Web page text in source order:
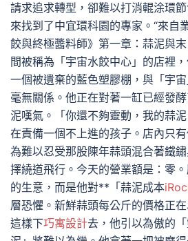
請求追求轉型，卻難以打消輥涂環
來找到了中宜環科園的專家。“來自
餃與終極醬料師》第一章：蒜泥與
間被稱為「宇宙水餃中心」的店裡
一個被遺棄的藍色塑膠棚，與「宇
毫無關係。他正在對著一缸已經發
泥嘆氣。「你還不夠靈動，我的蒜
在責備一個不上進的孩子。店內只
為難以忍受那股陳年蒜頭混合著鐵
擇繞道飛行。今天的營業額是：零
的生意，而是他對**「蒜泥成本
層恐懼。新鮮蒜頭每公斤的價格正
這樣下巧寓設計去，他引以為傲的